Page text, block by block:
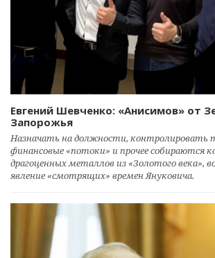
Евгений Шевченко: «Анисимов» от
Запорожья
Назначать на должности, контролировать
финансовые «потоки» и прочее собираются
драгоценных металлов из «Золотого века»,
явление «смотрящих» времен Януковича.